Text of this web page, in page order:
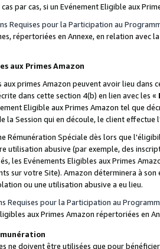
par cas, si un Evénement Eligible aux
Requises pour la Participation au
répertoriées en Annexe, en relation avec
aux Primes Amazon
primes Amazon peuvent avoir lieu dans
dans cette section 4(b) en lien avec les «
Eligible aux Primes Amazon tel que
la Session qui en découle, le client
Rémunération Spéciale dès lors que
utilisation abusive (par exemple, des
les Evénements Eligibles aux Primes
sur votre Site). Amazon déterminera à
ou une utilisation abusive a eu lieu.
Requises pour la Participation au
aux Primes Amazon répertoriées en
ne doivent être utilisées que pour